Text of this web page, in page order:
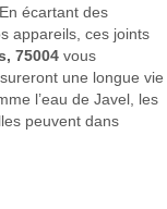
écartant des
appareils, ces joints
75004 vous
une longue vie
l’eau de Javel, les
peuvent dans